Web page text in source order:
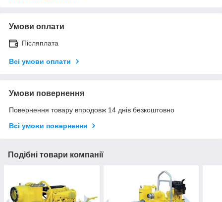
Умови оплати
Післяплата
Всі умови оплати
Умови повернення
Повернення товару впродовж 14 днів безкоштовно
Всі умови повернення
Подібні товари компанії